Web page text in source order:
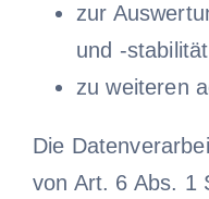
zur
und -
zu weiteren
Die
von Art. 6 Abs. 1